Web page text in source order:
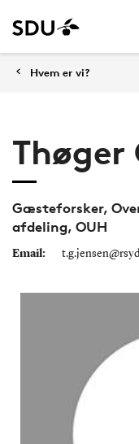
Hvem er vi?
Thøger
Gæsteforsker,
afdeling, OUH
Email: